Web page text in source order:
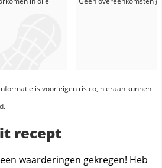
is voor eigen risico, hieraan kunnen
recept
waarderingen gekregen! Heb